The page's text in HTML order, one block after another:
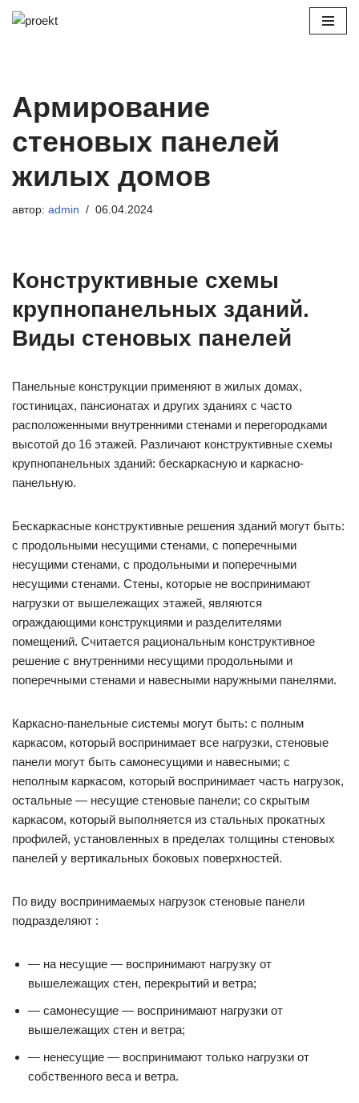
Армирование
стеновых панелей
жилых домов
автор: admin 06.04.2024
Конструктивные схемы
крупнопанельных зданий.
Виды стеновых панелей
Панельные конструкции применяют в жилых домах,
гостиницах, пансионатах и других зданиях с часто
расположенными внутренними стенами и перегородками
высотой до 16 этажей. Различают конструктивные схемы
крупнопанельных зданий: бескаркасную и каркасно-
панельную.
Бескаркасные конструктивные решения зданий могут быть:
с продольными несущими стенами, с поперечными
несущими стенами, с продольными и поперечными
несущими стенами. Стены, которые не воспринимают
нагрузки от вышележащих этажей, являются
ограждающими конструкциями и разделителями
помещений. Считается рациональным конструктивное
решение с внутренними несущими продольными и
поперечными стенами и навесными наружными панелями.
Каркасно-панельные системы могут быть: с полным
каркасом, который воспринимает все нагрузки, стеновые
панели могут быть самонесущими и навесными; с
неполным каркасом, который воспринимает часть нагрузок,
остальные — несущие стеновые панели; со скрытым
каркасом, который выполняется из стальных прокатных
профилей, установленных в пределах толщины стеновых
панелей у вертикальных боковых поверхностей.
По виду воспринимаемых нагрузок стеновые панели
подразделяют :
— на несущие — воспринимают нагрузку от
вышележащих стен, перекрытий и ветра;
— самонесущие — воспринимают нагрузки от
вышележащих стен и ветра;
— ненесущие — воспринимают только нагрузки от
собственного веса и ветра.